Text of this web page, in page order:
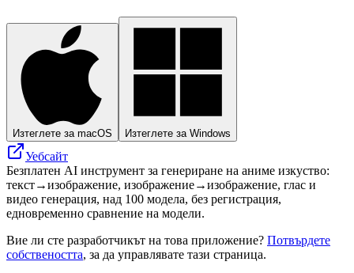
Изтеглете за macOS Изтеглете за Windows
Уебсайт
Безплатен AI инструмент за генериране на аниме изкуство:
текст→изображение, изображение→изображение, глас и
видео генерация, над 100 модела, без регистрация,
едновременно сравнение на модели.
Вие ли сте разработчикът на това приложение? Потвърдете
собствеността, за да управлявате тази страница.